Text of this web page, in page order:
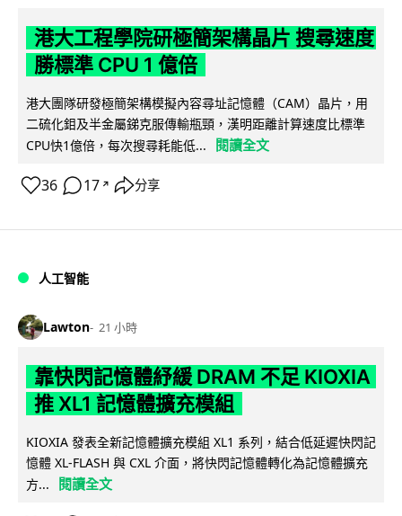
港大工程學院研極簡架構晶片 搜尋速度
勝標準 CPU 1 億倍
港大團隊研發極簡架構模擬內容尋址記憶體（CAM）晶片，用
二硫化鉬及半金屬銻克服傳輸瓶頸，漢明距離計算速度比標準
CPU快1億倍，每次搜尋耗能低...
閱讀全文
36 17 ↗ 分享
人工智能
Lawton 21 小時
靠快閃記憶體紓緩 DRAM 不足 KIOXIA
推 XL1 記憶體擴充模組
KIOXIA 發表全新記憶體擴充模組 XL1 系列，結合低延遲快閃記
憶體 XL-FLASH 與 CXL 介面，將快閃記憶體轉化為記憶體擴充
方...
閱讀全文